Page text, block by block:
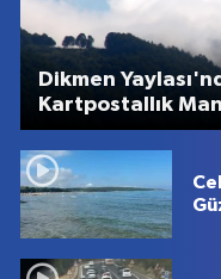
Dikmen
Kartpostallık